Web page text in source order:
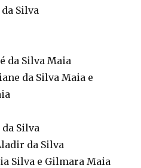
Silva
da Silva Maia
da Silva Maia e
Silva
da Silva
Silva e Gilmara Maia